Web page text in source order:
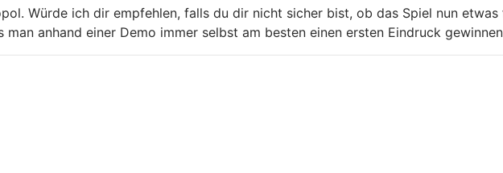
Würde ich dir empfehlen, falls du dir nicht sicher bist, ob das Spiel nun
anhand einer Demo immer selbst am besten einen ersten Eindruck